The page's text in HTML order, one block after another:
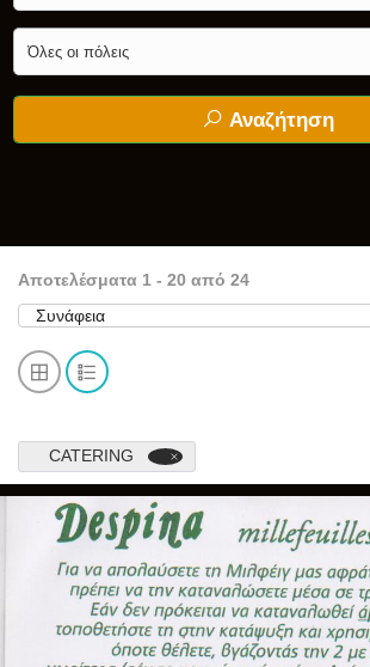
Αναζήτηση
Αποτελέσματα 1 - 20 από 24
CATERING